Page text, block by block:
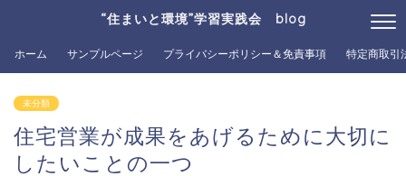
“住まいと環境”学習実践会 blog
ホーム サンプルページ プライバシーポリシー＆免責事項 特定商取引
未分類
住宅営業が成果をあげるために大切に
したいことの一つ